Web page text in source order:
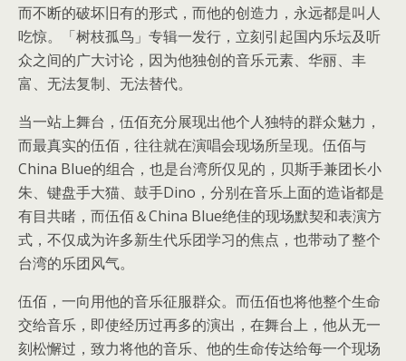
而不断的破坏旧有的形式，而他的创造力，永远都是叫人
吃惊。「树枝孤鸟」专辑一发行，立刻引起国内乐坛及听
众之间的广大讨论，因为他独创的音乐元素、华丽、丰
富、无法复制、无法替代。
当一站上舞台，伍佰充分展现出他个人独特的群众魅力，
而最真实的伍佰，往往就在演唱会现场所呈现。伍佰与
China Blue的组合，也是台湾所仅见的，贝斯手兼团长小
朱、键盘手大猫、鼓手Dino，分别在音乐上面的造诣都是
有目共睹，而伍佰＆China Blue绝佳的现场默契和表演方
式，不仅成为许多新生代乐团学习的焦点，也带动了整个
台湾的乐团风气。
伍佰，一向用他的音乐征服群众。而伍佰也将他整个生命
交给音乐，即使经历过再多的演出，在舞台上，他从无一
刻松懈过，致力将他的音乐、他的生命传达给每一个现场